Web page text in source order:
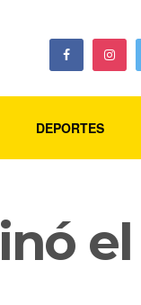
DEPORTES
el